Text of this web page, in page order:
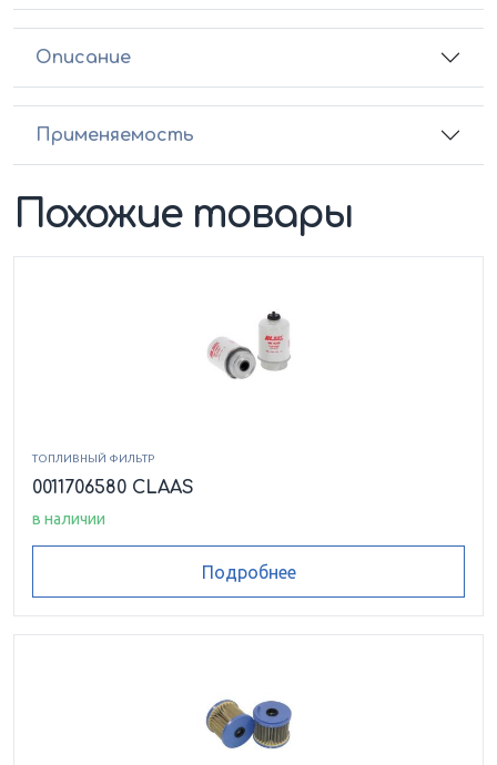
Описание
Применяемость
Похожие товары
ТОПЛИВНЫЙ ФИЛЬТР
0011706580 CLAAS
в наличии
Подробнее